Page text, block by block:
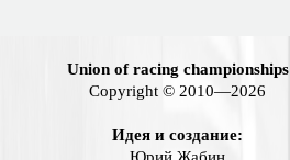
Union of racing championships
Copyright © 2010—2026
Идея и создание: